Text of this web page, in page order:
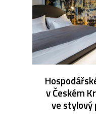
v Českém
ve stylový